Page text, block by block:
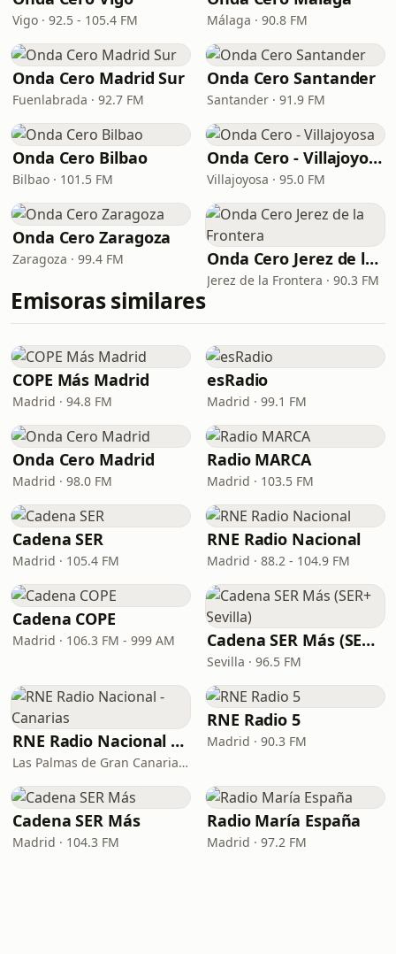
Vigo · 92.5 - 105.4 FM Málaga · 90.8 FM
Onda Cero Madrid Sur
Fuenlabrada · 92.7 FM
Onda Cero Santander
Santander · 91.9 FM
Onda Cero Bilbao
Bilbao · 101.5 FM
Onda Cero - Villajoyosa
Villajoyosa · 95.0 FM
Onda Cero Zaragoza
Zaragoza · 99.4 FM Onda Cero Jerez de la Frontera
Jerez de la Frontera · 90.3 FM
Emisoras similares
COPE Más Madrid
Madrid · 94.8 FM
esRadio
Madrid · 99.1 FM
Onda Cero Madrid
Madrid · 98.0 FM
Radio MARCA
Madrid · 103.5 FM
Cadena SER
Madrid · 105.4 FM
RNE Radio Nacional
Madrid · 88.2 - 104.9 FM
Cadena COPE
Madrid · 106.3 FM - 999 AM Cadena SER Más (SER+ Sevilla)
Sevilla · 96.5 FM
RNE Radio Nacional - Canarias
Las Palmas de Gran Canaria · 92.8 FM
RNE Radio 5
Madrid · 90.3 FM
Cadena SER Más
Madrid · 104.3 FM
Radio María España
Madrid · 97.2 FM